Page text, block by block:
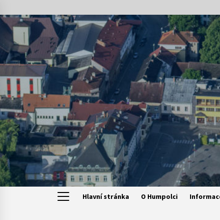
to
content
Hlavní stránka O Humpolci